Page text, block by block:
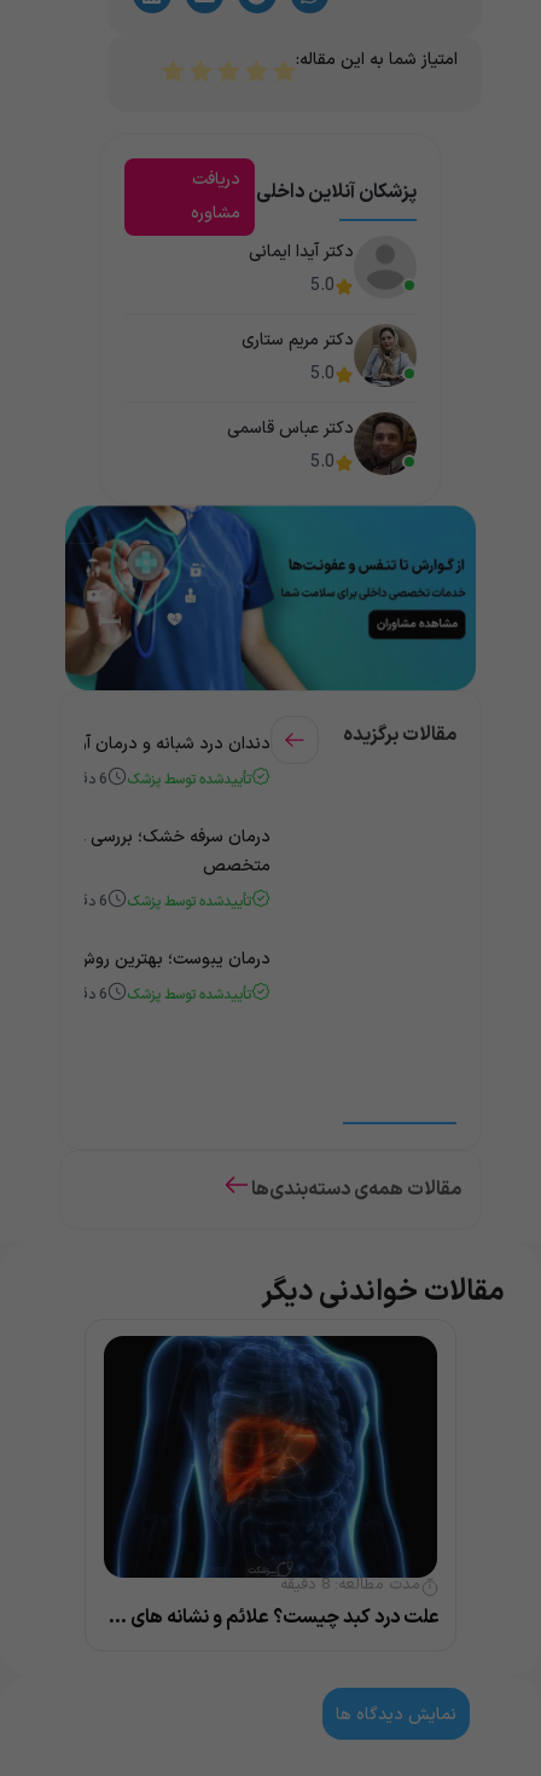
امتیاز شما به این مقاله:
پزشکان آنلاین داخلی
دریافت
مشاوره
دکتر آیدا ایمانی
5.0
دکتر مریم ستاری
5.0
دکتر عباس قاسمی
5.0
مقالات برگزیده دندان درد شبانه و درمان آن +
تأییدشده توسط پزشک 6 دقیقه
درمان سرفه خشک؛ بررسی علت و
متخصص
تأییدشده توسط پزشک 6 دقیقه
درمان یبوست؛ بهترین روش‌های
تأییدشده توسط پزشک 6 دقیقه
مقالات همه‌ی دسته‌بندی‌ها
مقالات خواندنی دیگر
مدت مطالعه:8 دقیقه
علت درد کبد چیست؟ علائم و نشانه های مهم بیماری کبد
نمایش دیدگاه ها